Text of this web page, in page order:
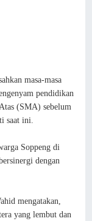
masa-masa
pendidikan
(SMA) sebelum
saat ini.
Soppeng di
dengan
mengatakan,
yang lembut dan